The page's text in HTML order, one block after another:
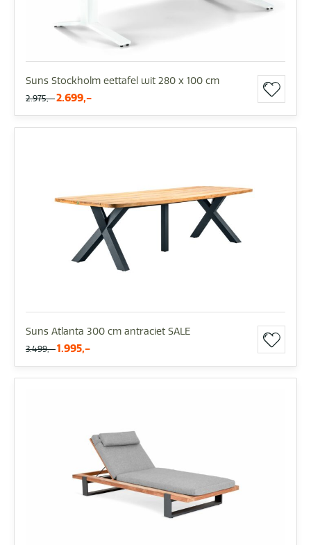
Suns Stockholm eettafel wit 280 x 100 cm
2.975,- 2.699,-
Suns Atlanta 300 cm antraciet SALE
3.499,- 1.995,-